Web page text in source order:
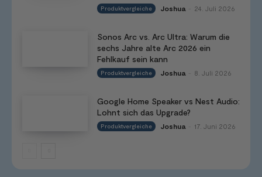
Produktvergleiche Joshua 24. Juli 2026
Sonos Arc vs. Arc Ultra: Warum die
sechs Jahre alte Arc 2026 ein
Fehlkauf sein kann
Produktvergleiche Joshua 8. Juli 2026
Google Home Speaker vs Nest Audio:
Lohnt sich das Upgrade?
Produktvergleiche Joshua 17. Juni 2026